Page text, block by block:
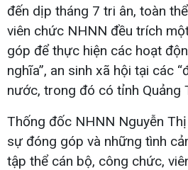
đến dịp tháng 7 tri ân, toàn
viên chức NHNN đều trích
góp để thực hiện các hoạt
nghĩa”, an sinh xã hội tại các
nước, trong đó có tỉnh Quảng
Thống đốc NHNN Nguyễn
sự đóng góp và những tình
tập thể cán bộ, công chức,